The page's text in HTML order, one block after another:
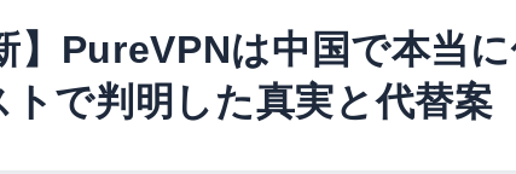
】PureVPNは中国で本当に
トで判明した真実と代替案